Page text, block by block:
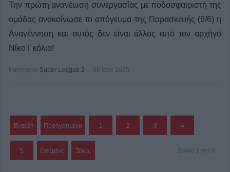
Την πρώτη ανανέωση συνεργασίας με ποδοσφαιριστή της
ομάδας ανακοίνωσε το απόγευμα της Παρασκευής (6/6) η
Αναγέννηση και αυτός δεν είναι άλλος από τον αρχήγό
Νίκο Γκόλια!
Κατηγορία Super League 2 06 Ιουν 2025
Έναρξη Προηγούμενο 1 2 3 4
5 Επόμενο Τέλος Σελίδα 1 από 5